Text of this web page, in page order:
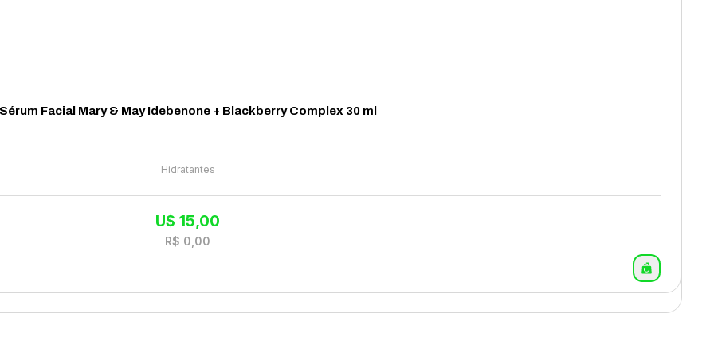
Sérum Facial Mary & May Idebenone + Blackberry Complex 30 ml
Hidratantes
U$15,00
R$ 0,00